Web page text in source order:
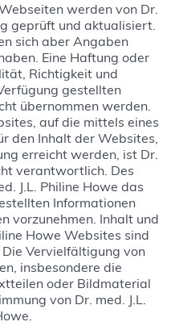
werden von Dr.
geprüft und aktualisiert.
sich aber Angaben
Eine Haftung oder
Richtigkeit und
gestellten
übernommen werden.
auf die mittels eines
den Inhalt der Websites,
erreicht werden, ist Dr.
verantwortlich. Des
J.L. Philine Howe das
Informationen
vorzunehmen. Inhalt und
Howe Websites sind
Vervielfältigung von
insbesondere die
oder Bildmaterial
von Dr. med. J.L.